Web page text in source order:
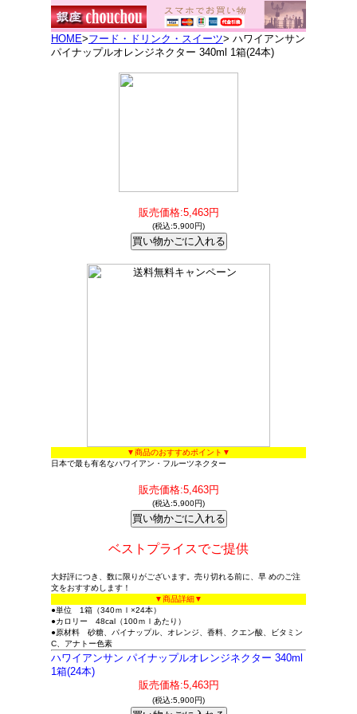
HOME>フード・ドリンク・スイーツ> ハワイアンサン
パイナップルオレンジネクター 340ml 1箱(24本)
販売価格:5,463円
(税込:5,900円)
▼商品のおすすめポイント▼
日本で最も有名なハワイアン・フルーツネクター
販売価格:5,463円
(税込:5,900円)
ベストプライスでご提供
大好評につき、数に限りがございます。売り切れる前に、早 めのご注
文をおすすめします！
▼商品詳細▼
●単位 1箱（340ｍｌ×24本）
●カロリー 48cal（100ｍｌあたり）
●原材料 砂糖、パイナップル、オレンジ、香料、クエン酸、ビタミン
C、アナトー色素
ハワイアンサン パイナップルオレンジネクター 340ml
1箱(24本)
販売価格:5,463円
(税込:5,900円)